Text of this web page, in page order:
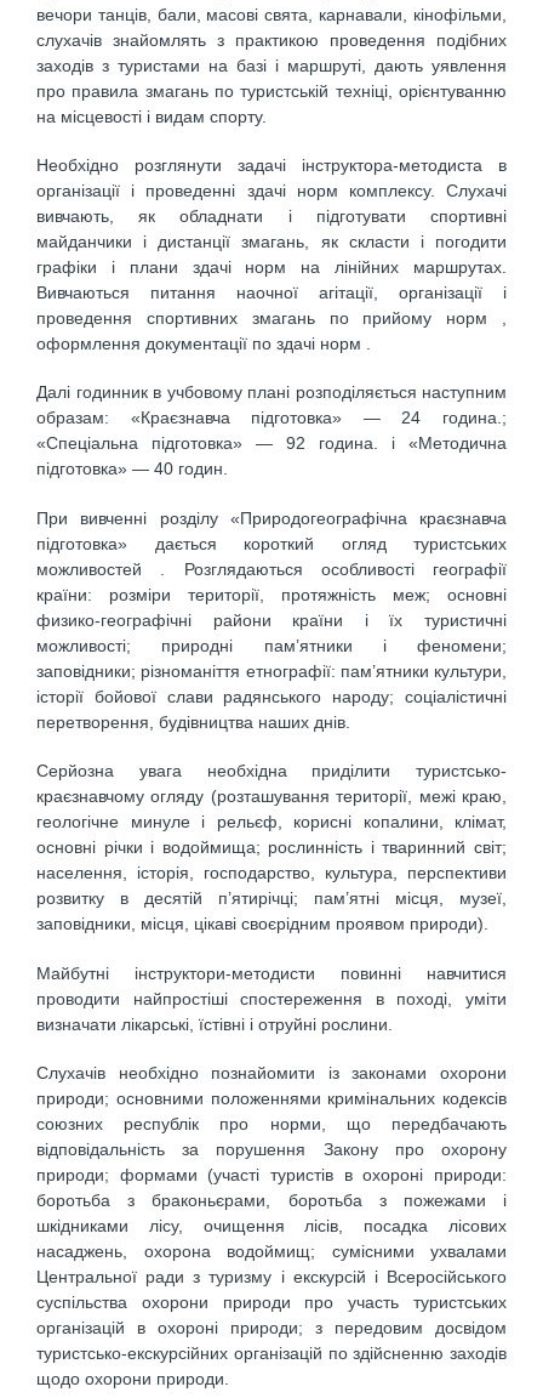
вечори танців, бали, масові свята, карнавали, кінофільми,
слухачів знайомлять з практикою проведення подібних
заходів з туристами на базі і маршруті, дають уявлення
про правила змагань по туристській техніці, орієнтуванню
на місцевості і видам спорту.
Необхідно розглянути задачі інструктора-методиста в
організації і проведенні здачі норм комплексу. Слухачі
вивчають, як обладнати і підготувати спортивні
майданчики і дистанції змагань, як скласти і погодити
графіки і плани здачі норм на лінійних маршрутах.
Вивчаються питання наочної агітації, організації і
проведення спортивних змагань по прийому норм ,
оформлення документації по здачі норм .
Далі годинник в учбовому плані розподіляється наступним
образам: «Краєзнавча підготовка» — 24 година.;
«Спеціальна підготовка» — 92 година. і «Методична
підготовка» — 40 годин.
При вивченні розділу «Природогеографічна краєзнавча
підготовка» дається короткий огляд туристських
можливостей . Розглядаються особливості географії
країни: розміри території, протяжність меж; основні
физико-географічні райони країни і їх туристичні
можливості; природні пам’ятники і феномени;
заповідники; різноманіття етнографії: пам’ятники культури,
історії бойової слави радянського народу; соціалістичні
перетворення, будівництва наших днів.
Серйозна увага необхідна приділити туристсько-
краєзнавчому огляду (розташування території, межі краю,
геологічне минуле і рельєф, корисні копалини, клімат,
основні річки і водоймища; рослинність і тваринний світ;
населення, історія, господарство, культура, перспективи
розвитку в десятій п’ятирічці; пам’ятні місця, музеї,
заповідники, місця, цікаві своєрідним проявом природи).
Майбутні інструктори-методисти повинні навчитися
проводити найпростіші спостереження в поході, уміти
визначати лікарські, їстівні і отруйні рослини.
Слухачів необхідно познайомити із законами охорони
природи; основними положеннями кримінальних кодексів
союзних республік про норми, що передбачають
відповідальність за порушення Закону про охорону
природи; формами (участі туристів в охороні природи:
боротьба з браконьєрами, боротьба з пожежами і
шкідниками лісу, очищення лісів, посадка лісових
насаджень, охорона водоймищ; сумісними ухвалами
Центральної ради з туризму і екскурсій і Всеросійського
суспільства охорони природи про участь туристських
організацій в охороні природи; з передовим досвідом
туристсько-екскурсійних організацій по здійсненню заходів
щодо охорони природи.